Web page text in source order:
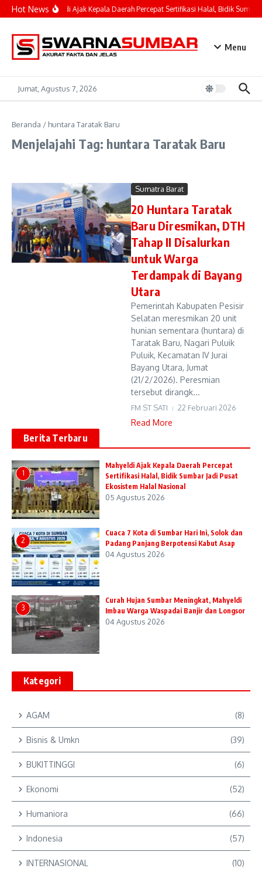
Lewati ke konten
Hot NewsMahyeldi Ajak Kepala Daerah Percepat Sertifikasi Halal, Bidik
Menu
Jumat, Agustus 7, 2026
Beranda / huntara Taratak Baru
Menjelajahi Tag: huntara Taratak Baru
Sumatra Barat
20 Huntara Taratak
Baru Diresmikan, DTH
Tahap II Disalurkan
untuk Warga
Terdampak di Bayang
Utara
Pemerintah Kabupaten Pesisir
Selatan meresmikan 20 unit
hunian sementara (huntara) di
Taratak Baru, Nagari Puluik
Puluik, Kecamatan IV Jurai
Bayang Utara, Jumat
(21/2/2026). Peresmian
tersebut dirangk...
FM ST SATI 22 Februari 2026
Read More
Berita Terbaru
1
Mahyeldi Ajak Kepala Daerah Percepat
Sertifikasi Halal, Bidik Sumbar Jadi Pusat
Ekosistem Halal Nasional
05 Agustus 2026
2
Cuaca 7 Kota di Sumbar Hari Ini, Solok dan
Padang Panjang Berpotensi Kabut Asap
04 Agustus 2026
3
Curah Hujan Sumbar Meningkat, Mahyeldi
Imbau Warga Waspadai Banjir dan Longsor
04 Agustus 2026
Kategori
AGAM (8)
Bisnis & Umkn (39)
BUKITTINGGI (6)
Ekonomi (52)
Humaniora (66)
Indonesia (57)
INTERNASIONAL (10)